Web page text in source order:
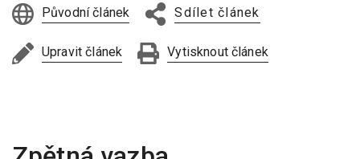
Původní článek Sdílet článek
Upravit článek Vytisknout článek